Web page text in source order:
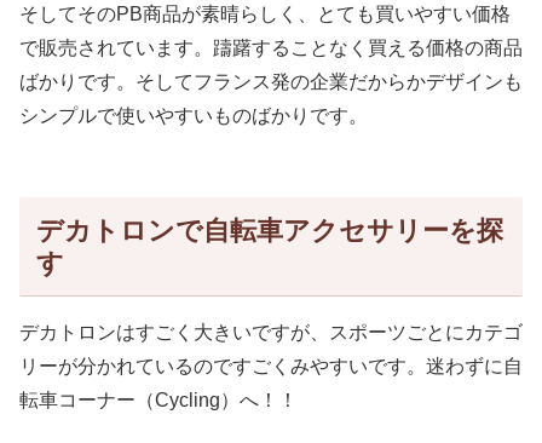
そしてそのPB商品が素晴らしく、とても買いやすい価格
で販売されています。躊躇することなく買える価格の商品
ばかりです。そしてフランス発の企業だからかデザインも
シンプルで使いやすいものばかりです。
デカトロンで自転車アクセサリーを探
す
デカトロンはすごく大きいですが、スポーツごとにカテゴ
リーが分かれているのですごくみやすいです。迷わずに自
転車コーナー（Cycling）へ！！